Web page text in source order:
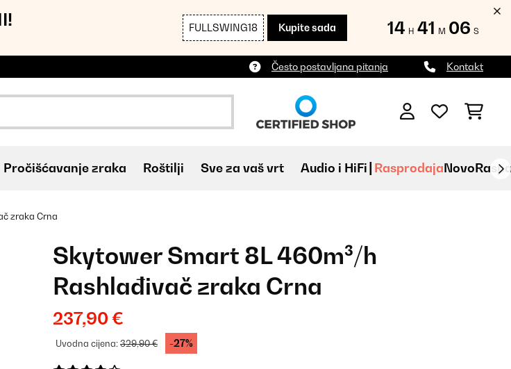
FULLSWING18 Kupite sada 14 H 41 M 04 S
Često postavljana pitanja Kontakt
Pročišćavanje zraka Roštilji Sve za vaš vrt Audio i HiFi RasprodajaNovo
zraka Crna
Skytower Smart 8L 460m³/h
Rashlađivač zraka Crna
237,90 €
Uvodna cijena:329,90 € -27%